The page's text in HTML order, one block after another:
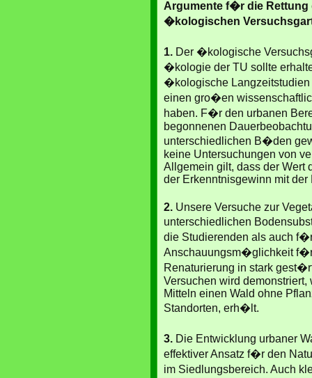
Argumente f�r die Rettung
�kologischen
1. Der �kologische
�kologie der TU sollte
�kologische
einen gro�en
haben. F�r den urbanen
begonnenen
unterschiedlichen B�den
keine Untersuchungen von
Allgemein gilt, dass der Wert
der Erkenntnisgewinn mit der
2. Unsere Versuche zur
unterschiedlichen
die Studierenden als auch
Anschauungsm�glichkeit
Renaturierung in stark
Versuchen wird
Mitteln einen Wald ohne
Standorten, erh�lt.
3. Die Entwicklung urbaner
effektiver Ansatz f�r den
im Siedlungsbereich. Auch